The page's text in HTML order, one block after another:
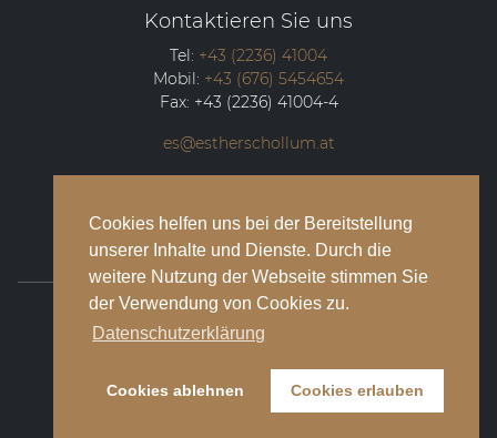
Cookies helfen uns bei der Bereitstellung
unserer Inhalte und Dienste. Durch die
weitere Nutzung der Webseite stimmen Sie
der Verwendung von Cookies zu.
Datenschutzerklärung
Cookies ablehnen Cookies erlauben
Kontaktieren Sie uns
Tel: +43 (2236) 41004
Mobil: +43 (676) 5454654
Fax: +43 (2236) 41004-4
es@estherschollum.at
2340 Mödling
Impressum
Datenschutzbestimmungen